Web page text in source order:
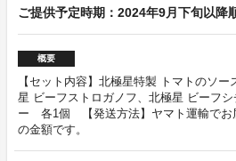
ご提供予定時期：2024年9月下旬以降
概要
【セット内容】北極星特製 トマトのソ
星 ビーフストロガノフ、北極星 ビーフ
ー 各1個 【発送方法】ヤマト運輸で
の金額です。